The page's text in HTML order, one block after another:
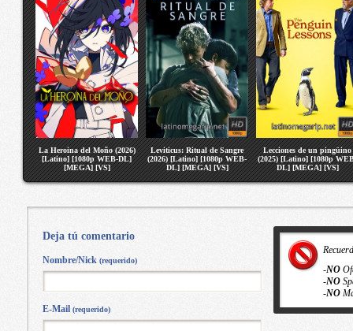
La Heroina del Moño (2026)
[Latino] [1080p WEB-DL]
[MEGA] [VS]
Leviticus: Ritual de Sangre
(2026) [Latino] [1080p WEB-
DL] [MEGA] [VS]
Lecciones de un pingüino
(2025) [Latino] [1080p
DL] [MEGA] [VS]
-NO
-NO
-NO
Deja tú comentario
Nombre/Nick (requerido)
E-Mail (requerido)